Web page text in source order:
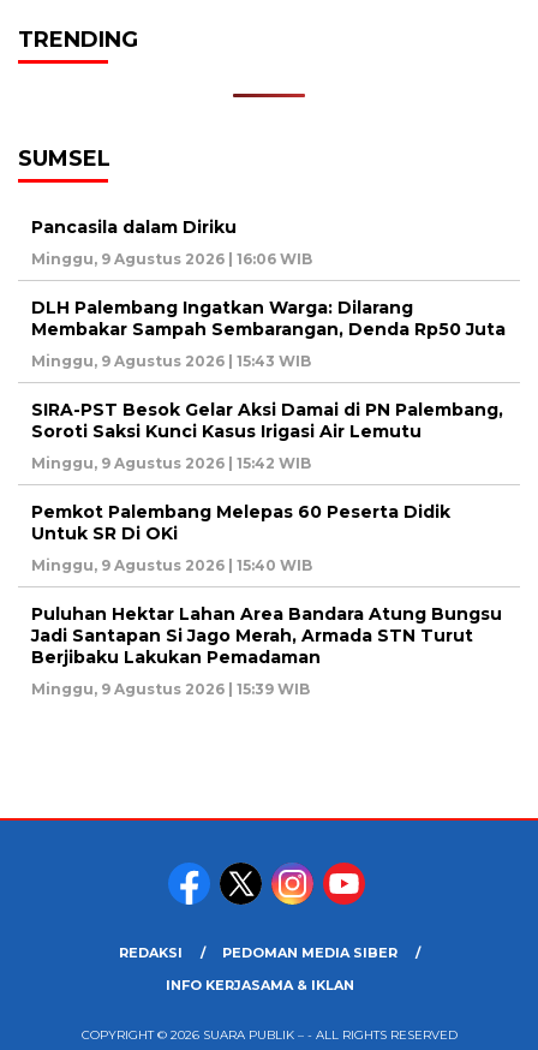
TRENDING
SUMSEL
Pancasila dalam Diriku
Minggu, 9 Agustus 2026 | 16:06 WIB
DLH Palembang Ingatkan Warga: Dilarang
Membakar Sampah Sembarangan, Denda Rp50 Juta
Minggu, 9 Agustus 2026 | 15:43 WIB
SIRA-PST Besok Gelar Aksi Damai di PN Palembang,
Soroti Saksi Kunci Kasus Irigasi Air Lemutu
Minggu, 9 Agustus 2026 | 15:42 WIB
Pemkot Palembang Melepas 60 Peserta Didik
Untuk SR Di OKi
Minggu, 9 Agustus 2026 | 15:40 WIB
Puluhan Hektar Lahan Area Bandara Atung Bungsu
Jadi Santapan Si Jago Merah, Armada STN Turut
Berjibaku Lakukan Pemadaman
Minggu, 9 Agustus 2026 | 15:39 WIB
REDAKSI
PEDOMAN MEDIA SIBER
INFO KERJASAMA & IKLAN
COPYRIGHT © 2026 SUARA PUBLIK – - ALL RIGHTS RESERVED